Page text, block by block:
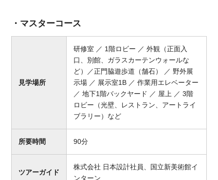
・マスターコース
見学場所
研修室 ／ 1階ロビー ／ 外観（正面入
口、別館、ガラスカーテンウォールな
ど）／正門脇遊歩道（舗石） ／ 野外展
示場 ／ 展示室1B ／ 作業用エレベーター
／ 地下1階バックヤード ／ 屋上 ／ 3階
ロビー（光壁、レストラン、アートライ
ブラリー）など
所要時間 90分
ツアーガイド
株式会社 日本設計社員、国立新美術館イ
ンターン